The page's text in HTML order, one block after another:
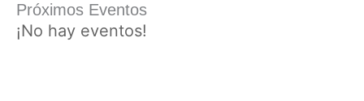
Próximos Eventos
¡No hay eventos!